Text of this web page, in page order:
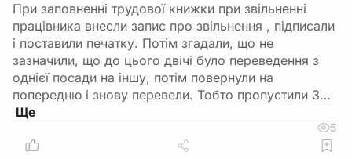
При заповненні трудової книжки при звільненні
працівника внесли запис про звільнення , підписали
і поставили печатку. Потім згадали, що не
зазначили, що до цього двічі було переведення з
однієї посади на іншу, потім повернули на
попередню і знову перевели. Тобто пропустили 3…
5